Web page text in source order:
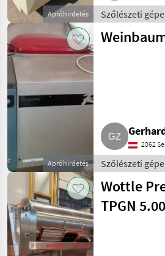
Apróhirdetés
Szőlészeti
Pincészeti
Apróhirdetés
2062
Szőlészeti
Pincészeti
Wottle
TPGN